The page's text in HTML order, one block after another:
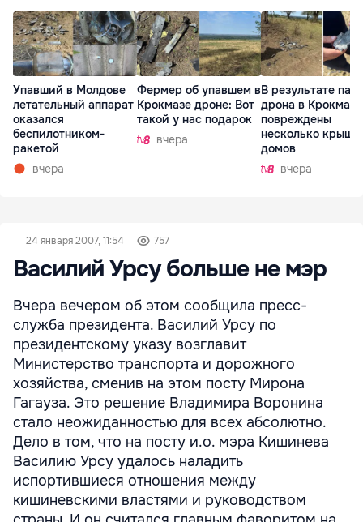
Упавший в Молдове
летательный аппарат
оказался
беспилотником-
ракетой
вчера
Фермер об упавшем в
Крокмазе дроне: Вот
такой у нас подарок
вчера
В результате
дрона в Крокмазе
повреждены
несколько крыш
домов
вчера
24 января 2007, 11:54 757
Василий Урсу больше не мэр
Вчера вечером об этом сообщила пресс-
служба президента. Василий Урсу по
президентскому указу возглавит
Министерство транспорта и дорожного
хозяйства, сменив на этом посту Мирона
Гагауза. Это решение Владимира Воронина
стало неожиданностью для всех абсолютно.
Дело в том, что на посту и.о. мэра Кишинева
Василию Урсу удалось наладить
испортившиеся отношения между
кишиневскими властями и руководством